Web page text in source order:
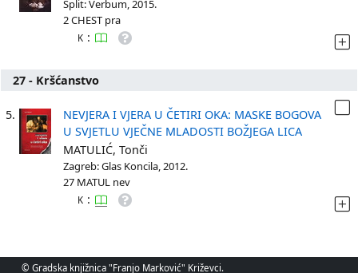
Split: Verbum, 2015.
2 CHEST pra
K :
27 - Kršćanstvo
5.
NEVJERA I VJERA U ČETIRI OKA: MASKE BOGOVA
U SVJETLU VJEČNE MLADOSTI BOŽJEGA LICA
MATULIĆ, Tonči
Zagreb: Glas Koncila, 2012.
27 MATUL nev
K :
© Gradska knjižnica "Franjo Marković" Križevci.